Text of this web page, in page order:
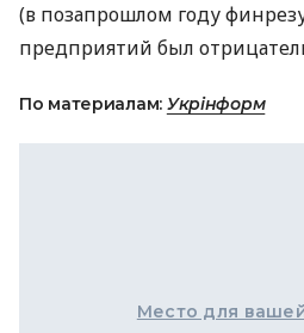
(в позапрошлом году
предприятий был
По материалам: Укрінформ
Место для